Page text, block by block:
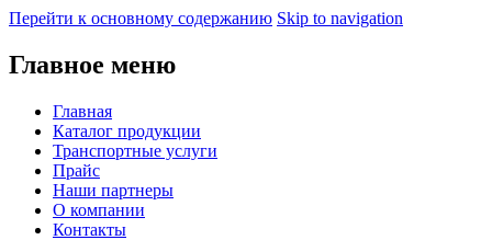
Перейти к основному содержанию Skip to navigation
Главное меню
Главная
Каталог продукции
Транспортные услуги
Прайс
Наши партнеры
О компании
Контакты